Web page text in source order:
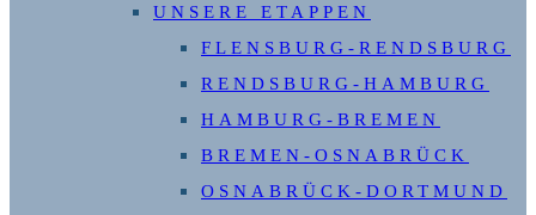
UNSERE ETAPPEN
FLENSBURG-RENDSBURG
RENDSBURG-HAMBURG
HAMBURG-BREMEN
BREMEN-OSNABRÜCK
OSNABRÜCK-DORTMUND